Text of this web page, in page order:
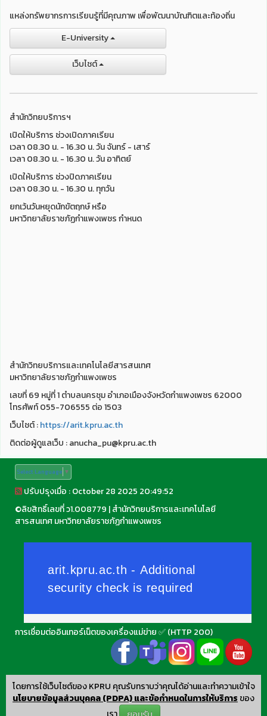
แหล่งทรัพยากรการเรียนรู้ที่มีคุณภาพ เพื่อพัฒนาบัณฑิตและท้องถิ่น
E-University
เว็บไชต์
สำนักวิทยบริการฯ
เปิดให้บริการ ช่วงเปิดภาคเรียน
เวลา 08.30 น. - 16.30 น. วัน จันทร์ - เสาร์
เวลา 08.30 น. - 16.30 น. วัน อาทิตย์
เปิดให้บริการ ช่วงปิดภาคเรียน
เวลา 08.30 น. - 16.30 น. ทุกวัน
ยกเว้นวันหยุดนักขัตฤกษ์ หรือ
มหาวิทยาลัยราชภัฏกำแพงเพชร กำหนด
สำนักวิทยบริการและเทคโนโลยีสารสนเทศ
มหาวิทยาลัยราชภัฏกำแพงเพชร
เลขที่ 69 หมู่ที่ 1 ตำบลนครชุม อำเภอเมืองจังหวัดกำแพงเพชร 62000
โทรศัพท์ 055-706555 ต่อ 1503
เว็บไชต์ :https://arit.kpru.ac.th
ติดต่อผู้ดูแลเว็บ : anucha_pu@kpru.ac.th
Select Language ▼
ปรับปรุงเมื่อ : October 28 2025 20:49:52
©ลิขสิทธิ์เลขที่ ว1.008779 |สำนักวิทยบริการและเทคโนโลยี
สารสนเทศ มหาวิทยาลัยราชภัฏกำแพงเพชร
การเชื่อมต่ออินเทอร์เน็ตของเครื่องแม่ข่าย ✅ (HTTP 200)
โดยการใช้เว็บไซต์ของ KPRU คุณรับทราบว่าคุณได้อ่านและทำความเข้าใจ
นโยบายข้อมูลส่วนบุคคล (PDPA) และข้อกำหนดในการให้บริการ ของ